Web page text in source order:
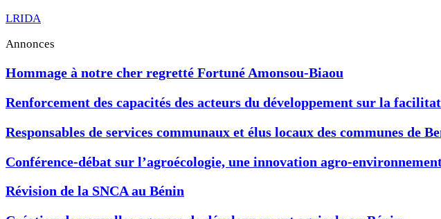
LRIDA
Annonces
Hommage à notre cher regretté Fortuné Amonsou-Biaou
Renforcement des capacités des acteurs du développement sur la
Responsables de services communaux et élus locaux des communes de
Conférence-débat sur l’agroécologie, une innovation agro-
Révision de la SNCA au Bénin